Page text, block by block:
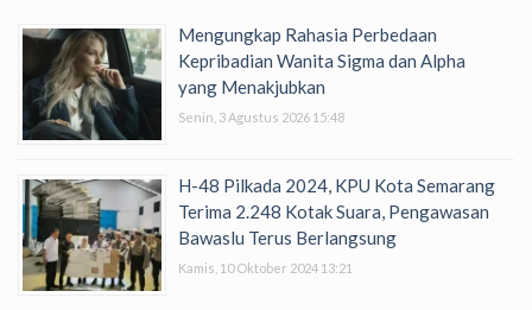
Mengungkap Rahasia Perbedaan
Kepribadian Wanita Sigma dan Alpha
yang Menakjubkan
Senin, 3 Agustus 2026 15:48
H-48 Pilkada 2024, KPU Kota Semarang
Terima 2.248 Kotak Suara, Pengawasan
Bawaslu Terus Berlangsung
Kamis, 10 Oktober 2024 13:21